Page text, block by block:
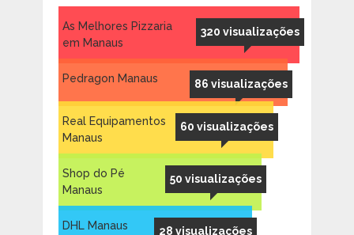
320 visualizações
As Melhores Pizzaria
em Manaus
86 visualizações
Pedragon Manaus
60 visualizações
Real Equipamentos
Manaus
50 visualizações
Shop do Pé
Manaus
28 visualizações
DHL Manaus